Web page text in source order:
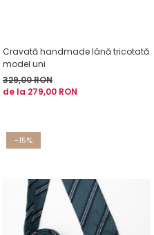
Cravată handmade lână tricotată
model uni
329,00 RON
de la 279,00 RON
-15%